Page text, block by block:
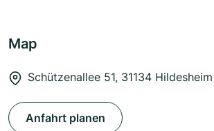
Map
Schützenallee 51, 31134 Hildesheim
Anfahrt planen